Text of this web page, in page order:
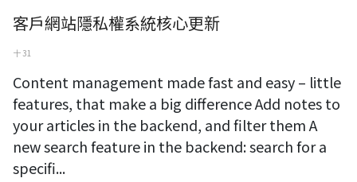
客戶網站隱私權系統核心更新
十 31
Content management made fast and easy – little
features, that make a big difference Add notes to
your articles in the backend, and filter them A
new search feature in the backend: search for a
specifi...